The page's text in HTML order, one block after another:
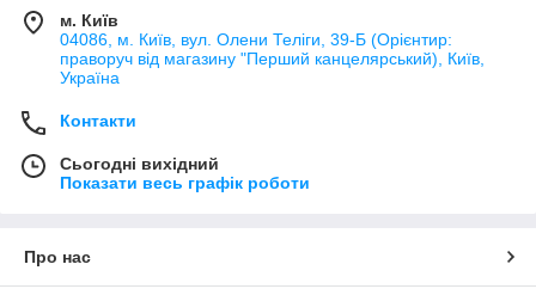
м. Київ
04086, м. Київ, вул. Олени Теліги, 39-Б (Орієнтир:
праворуч від магазину "Перший канцелярський), Київ,
Україна
Контакти
Сьогодні вихідний
Показати весь графік роботи
Про нас